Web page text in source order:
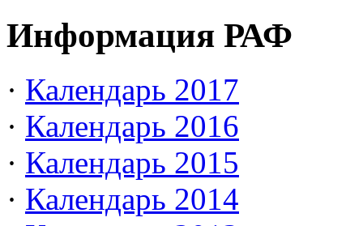
Информация РАФ
· Календарь 2017
· Календарь 2016
· Календарь 2015
· Календарь 2014